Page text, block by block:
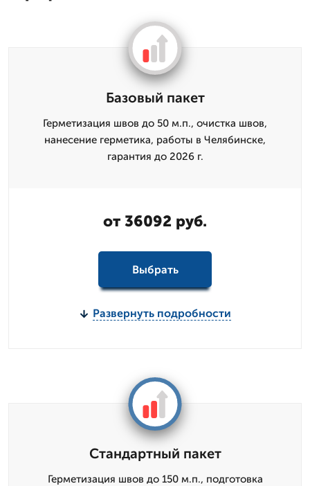
Базовый пакет
Герметизация швов до 50 м.п., очистка швов,
нанесение герметика, работы в Челябинске,
гарантия до 2026 г.
от 36092 руб.
Выбрать
Развернуть подробности
Стандартный пакет
Герметизация швов до 150 м.п., подготовка